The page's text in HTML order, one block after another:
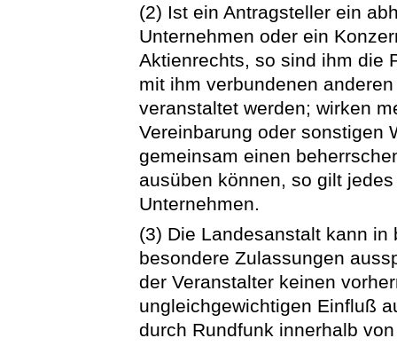
(2) Ist ein Antragsteller ein
Unternehmen oder ein
Aktienrechts, so sind ihm die
mit ihm verbundenen
veranstaltet werden; wirken
Vereinbarung oder sonstigen
gemeinsam einen
ausüben können, so gilt
Unternehmen.
(3) Die Landesanstalt kann
besondere Zulassungen
der Veranstalter keinen
ungleichgewichtigen Einfluß
durch Rundfunk innerhalb